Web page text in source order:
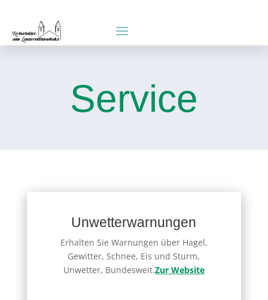
Service
Unwetterwarnungen
Erhalten Sie Warnungen über Hagel,
Gewitter, Schnee, Eis und Sturm,
Unwetter, Bundesweit.Zur Website